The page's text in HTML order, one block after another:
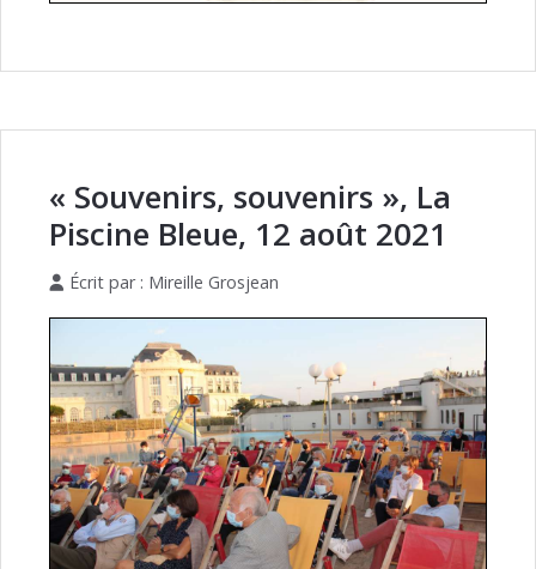
« Souvenirs, souvenirs », La
Piscine Bleue, 12 août 2021
Écrit par : Mireille Grosjean